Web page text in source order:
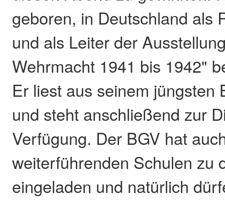
geboren, in Deutschland als
und als Leiter der
Wehrmacht 1941 bis 1942"
Er liest aus seinem jüngsten
und steht anschließend zur
Verfügung. Der BGV hat
weiterführenden Schulen zu
eingeladen und natürlich